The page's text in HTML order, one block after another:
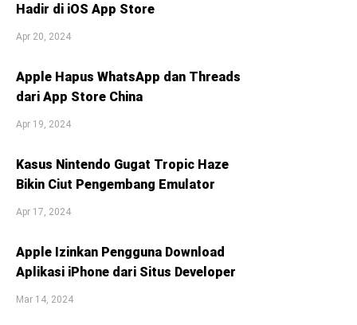
Hadir di iOS App Store
Apr 20, 2024
Apple Hapus WhatsApp dan Threads
dari App Store China
Apr 19, 2024
Kasus Nintendo Gugat Tropic Haze
Bikin Ciut Pengembang Emulator
Apr 17, 2024
Apple Izinkan Pengguna Download
Aplikasi iPhone dari Situs Developer
Mar 14, 2024